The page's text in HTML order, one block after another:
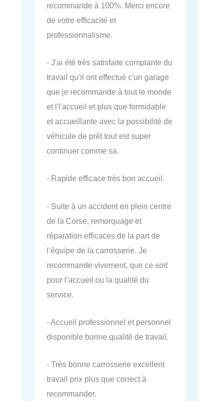
recommande à 100%. Merci encore
de votre efficacité et
professionnalisme.
- J'ai été très satisfaite comptante du
travail qu'il ont effectué c'un garage
que je recommande à tout le monde
et l'l'accueil et plus que formidable
et accueillante avec la possibilité de
véhicule de prêt tout est super
continuer comme sa.
- Rapide efficace très bon accueil.
- Suite à un accident en plein centre
de la Corse, remorquage et
réparation efficaces de la part de
l’équipe de la carrosserie. Je
recommande vivement, que ce soit
pour l’accueil ou la qualité du
service.
- Accueil professionnel et personnel
disponible bonne qualité de travail.
- Très bonne carrosserie excellent
travail prix plus que correct à
recommander.